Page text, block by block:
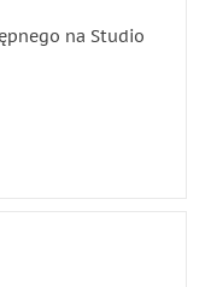
na Studio